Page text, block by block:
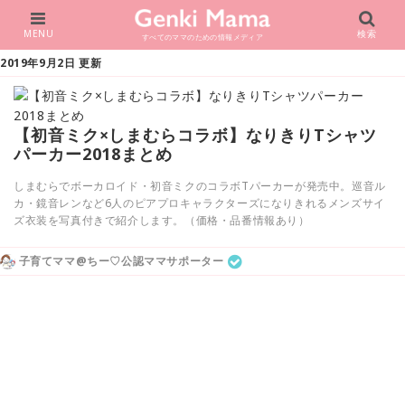
すべてのママのための情報メディア
MENU 検索
2019年9月2日 更新
【初音ミク×しまむらコラボ】なりきりTシャツ
パーカー2018まとめ
しまむらでボーカロイド・初音ミクのコラボTパーカーが発売中。巡音ル
カ・鏡音レンなど6人のピアプロキャラクターズになりきれるメンズサイ
ズ衣装を写真付きで紹介します。（価格・品番情報あり）
子育てママ@ちー♡公認ママサポーター